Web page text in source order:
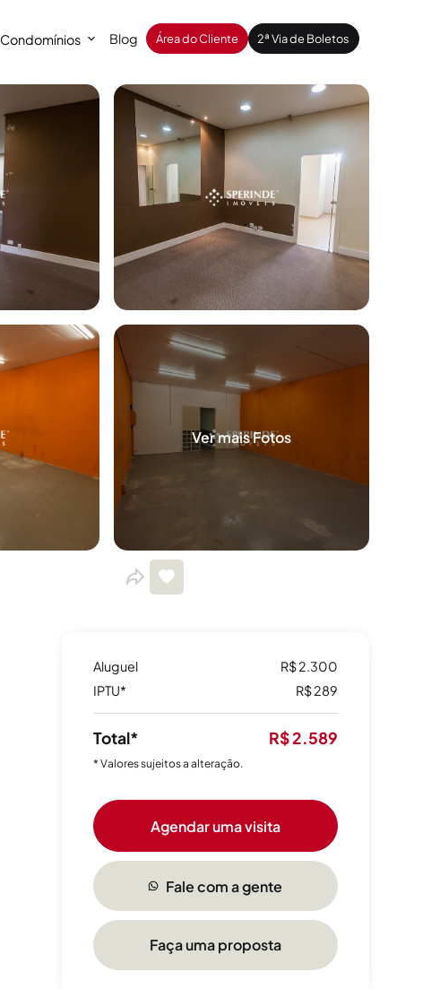
Condomínios Blog Área do Cliente 2ª Via de Boletos
Ver mais Fotos
Aluguel
R$ 2.300
IPTU*
R$ 289
Total* R$ 2.589
* Valores sujeitos a alteração.
Agendar uma visita
Fale com a gente
Faça uma proposta